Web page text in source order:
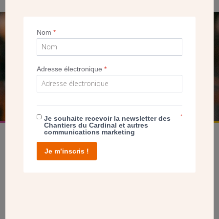
SEUL VOTRE DON
NOUS PERMET D’AGIR
FAIRE UN DON
Nom*
Adresse électronique*
Je souhaite recevoir la newsletter des
Chantiers du Cardinal et autres
communications marketing
*
Je m’inscris !